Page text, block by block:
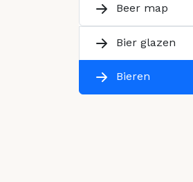
Beer map
Bier glazen
Bieren